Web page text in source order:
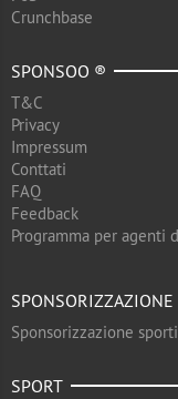
Crunchbase
SPONSOO ®
T&C
Privacy
Impressum
Conttati
FAQ
Feedback
Programma per agenti
SPONSORIZZAZIONE
Sponsorizzazione
SPORT